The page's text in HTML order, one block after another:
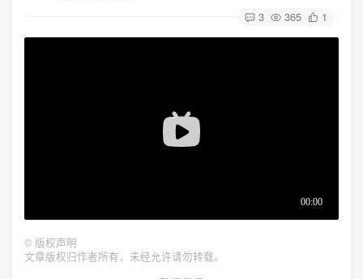
3 365 1
© 版权声明
文章版权归作者所有，未经允许请勿转载。